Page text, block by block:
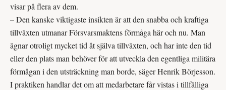
visar på flera av dem.
– Den kanske viktigaste insikten är att den snabba och kraftiga
tillväxten utmanar Försvarsmaktens förmåga här och nu. Man
ägnar otroligt mycket tid åt själva tillväxten, och har inte den tid
eller den plats man behöver för att utveckla den egentliga militära
förmågan i den utsträckning man borde, säger Henrik Börjesson.
I praktiken handlar det om att medarbetare får vistas i tillfälliga